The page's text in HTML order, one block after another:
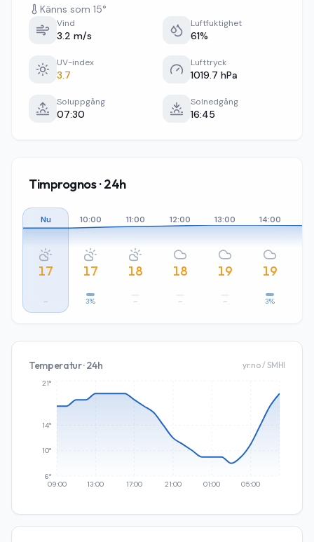
Känns som 15°
Vind
3.2 m/s
Luftfuktighet
61%
UV-index
3.7
Lufttryck
1019.7 hPa
Soluppgång
07:30
Solnedgång
16:45
Timprognos · 24h
Nu
17
–
10:00
17
3%
11:00
18
–
12:00
18
–
13:00
19
–
14:00
19
3%
Temperatur · 24h yr.no / SMHI
09:00 13:00 17:00 21:00 01:00 05:00
6°
10°
14°
21°